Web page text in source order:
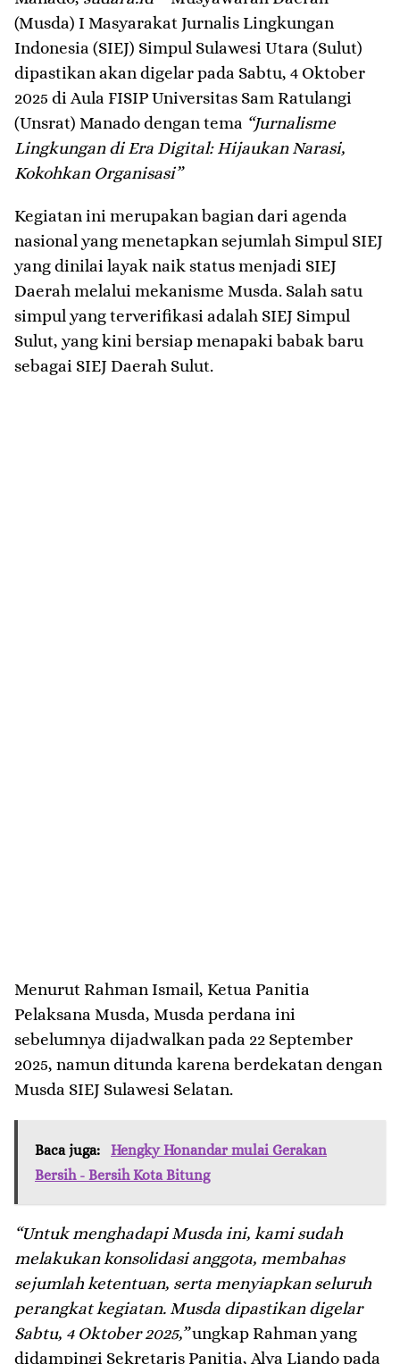
(Musda) I Masyarakat Jurnalis Lingkungan
Indonesia (SIEJ) Simpul Sulawesi Utara (Sulut)
dipastikan akan digelar pada Sabtu, 4 Oktober
2025 di Aula FISIP Universitas Sam Ratulangi
(Unsrat) Manado dengan tema “Jurnalisme
Lingkungan di Era Digital: Hijaukan Narasi,
Kokohkan Organisasi”
Kegiatan ini merupakan bagian dari agenda
nasional yang menetapkan sejumlah Simpul SIEJ
yang dinilai layak naik status menjadi SIEJ
Daerah melalui mekanisme Musda. Salah satu
simpul yang terverifikasi adalah SIEJ Simpul
Sulut, yang kini bersiap menapaki babak baru
sebagai SIEJ Daerah Sulut.
Menurut Rahman Ismail, Ketua Panitia
Pelaksana Musda, Musda perdana ini
sebelumnya dijadwalkan pada 22 September
2025, namun ditunda karena berdekatan dengan
Musda SIEJ Sulawesi Selatan.
Baca juga:
Hengky Honandar mulai Gerakan
Bersih - Bersih Kota Bitung
“Untuk menghadapi Musda ini, kami sudah
melakukan konsolidasi anggota, membahas
sejumlah ketentuan, serta menyiapkan seluruh
perangkat kegiatan. Musda dipastikan digelar
Sabtu, 4 Oktober 2025,”ungkap Rahman yang
didampingi Sekretaris Panitia, Alva Liando pada